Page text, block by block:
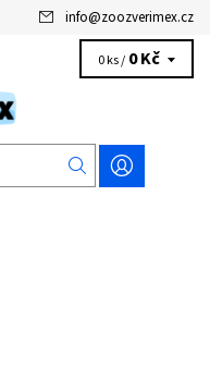
info@zoozverimex.cz
0 ks / 0 Kč